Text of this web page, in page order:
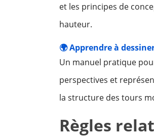
et les principes de
hauteur.
🌍 Apprendre à
Un manuel pratique
perspectives et
la structure des tours
Règles